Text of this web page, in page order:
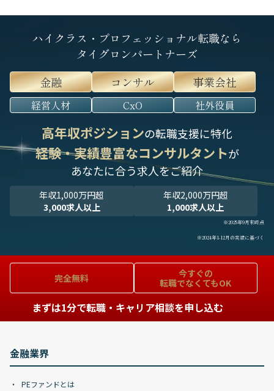
ハイクラス・プロフェッショナル転職なら
タイグロンパートナーズ
金融
コンサル 事業会社
経営人材 CxO 社外役員
高年収ポジションの転職支援に特化
経験・実績豊富なコンサルタントが
あなたに合う求人をご紹介
年収1,000万円超
3,000求人以上
年収2,000万円超
1,000求人以上
※2025年9月末時点
※2024年1-12月の実績に基づく
完全無料
今すぐの
転職でなくてもOK
まずは1分で転職・キャリア相談を申し込む
金融業界
PEファンドとは